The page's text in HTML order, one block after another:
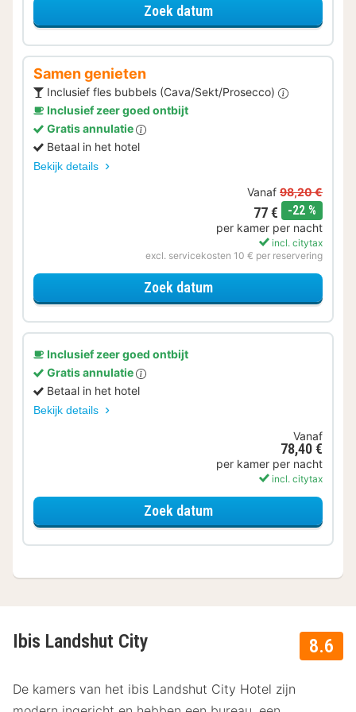
Zoek datumvoor Eerder Inchecken
Samen genieten
Inclusief fles bubbels (Cava/Sekt/Prosecco)
Inclusief zeer goed ontbijt
Gratis annulatie
Betaal in het hotel
Bekijk details
Vanaf 98,20 €
77 € -22 %
per kamer per nacht
incl. citytax
excl. servicekosten 10 € per reservering
Zoek datumvoor Samen genieten
Inclusief zeer goed ontbijt
Gratis annulatie
Betaal in het hotel
Bekijk details
Vanaf
78,40 €
per kamer per nacht
incl. citytax
Zoek datumvoor Standaard Kamer
8.6
Ibis Landshut City
De kamers van het ibis Landshut City Hotel zijn